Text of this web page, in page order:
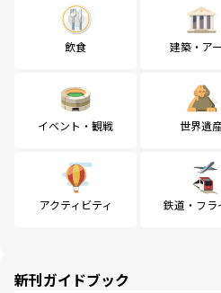
飲食 建築・ア
イベント・観戦 世界遺
アクティビティ 鉄道・フラ
新刊ガイドブック